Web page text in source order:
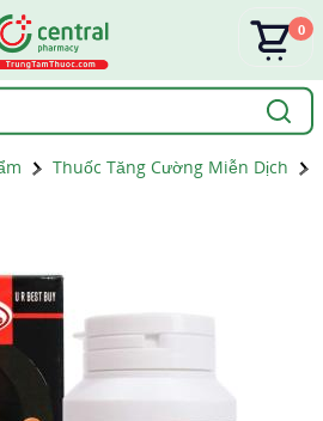
0
Thuốc Tăng Cường Miễn Dịch